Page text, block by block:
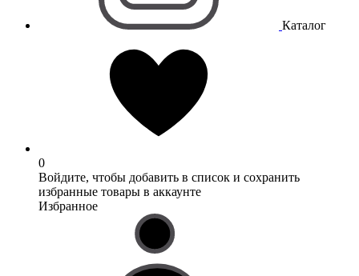
Каталог
0
Войдите, чтобы добавить в список и сохранить
избранные товары в аккаунте
Избранное